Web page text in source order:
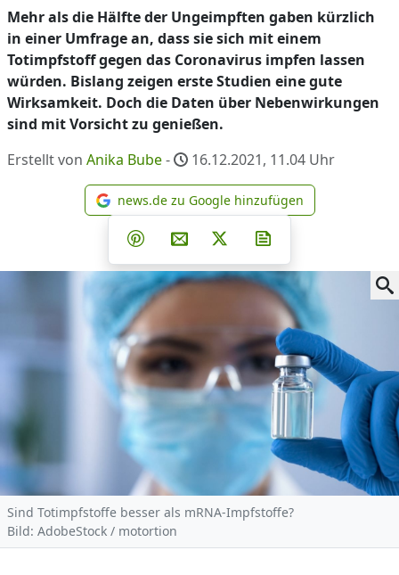
Mehr als die Hälfte der Ungeimpften gaben kürzlich
in einer Umfrage an, dass sie sich mit einem
Totimpfstoff gegen das Coronavirus impfen lassen
würden. Bislang zeigen erste Studien eine gute
Wirksamkeit. Doch die Daten über Nebenwirkungen
sind mit Vorsicht zu genießen.
Erstellt von Anika Bube- 16.12.2021, 11.04 Uhr
news.de zu Google
news.de zu Google hinzufügen
Teilen auf Facebook
Teilen auf Whatsapp
Teilen auf Telegram
Teilen auf Pinterest
Per E-Mail teilen
Post auf X
Sind Totimpfstoffe besser als mRNA-Impfstoffe?
Bild: AdobeStock / motortion